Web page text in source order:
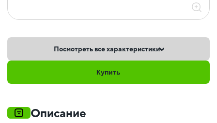
Посмотреть все характеристики
Купить
Описание